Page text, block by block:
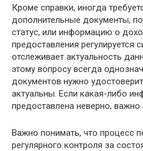
Кроме справки, иногда
дополнительные документы,
статус, или информацию о
предоставления регулируется
отслеживает актуальность
этому вопросу всегда
документов нужно
актуальны. Если какая-либо
предоставлена неверно, важно
Важно понимать, что процесс
регулярного контроля за